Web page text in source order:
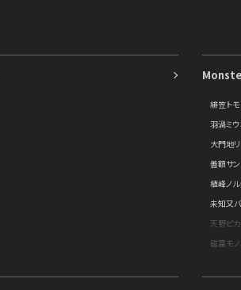
緋笠ト
羽渦ミ
大門地
善額サ
植峰ノル
未知又
天野ピカ
磁富モノ